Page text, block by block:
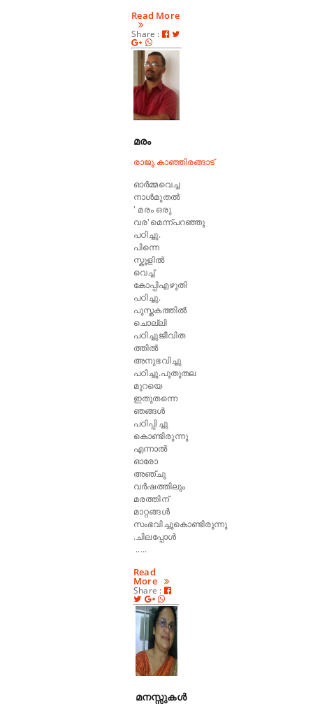
Read More
Share :
മരം
രാജു.കാഞ്ഞിരങ്ങാട്
ഓർമ്മവെച്ച
നാൾമുതൽ
' മരം ഒരു
വര'മെന്ന്പറഞ്ഞു
പഠിച്ചു.
പിന്നെ
സ്കൂളിൽ
വെച്ച്
കോപ്പിഎഴുതി
പഠിച്ചു.
പുസ്തകത്തിൽ
ചൊല്ലി
പഠിച്ചുജീവിത
ത്തിൽ
അനുഭവിച്ചു
പഠിച്ചു.പുതുതല
മുറയെ
ഇതുതന്നെ
ഞങ്ങൾ
പഠിപ്പിച്ചു
കൊണ്ടിരുന്നു
എന്നാൽ
ഓരോ
അഞ്ചു
വർഷത്തിലും
മരത്തിന്
മാറ്റങ്ങൾ
സംഭവിച്ചുകൊണ്ടിരുന്നു
.ചിലപ്പോൾ
.....
Read
More
Share :
മനസ്സുകൾ